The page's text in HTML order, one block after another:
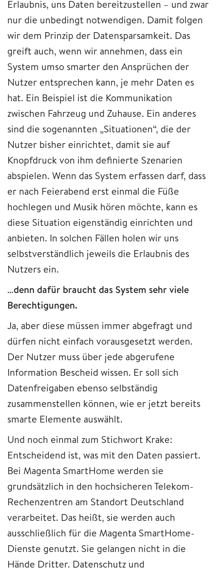
Erlaubnis, uns Daten bereitzustellen – und zwar
nur die unbedingt notwendigen. Damit folgen
wir dem Prinzip der Datensparsamkeit. Das
greift auch, wenn wir annehmen, dass ein
System umso smarter den Ansprüchen der
Nutzer entsprechen kann, je mehr Daten es
hat. Ein Beispiel ist die Kommunikation
zwischen Fahrzeug und Zuhause. Ein anderes
sind die sogenannten „Situationen“, die der
Nutzer bisher einrichtet, damit sie auf
Knopfdruck von ihm definierte Szenarien
abspielen. Wenn das System erfassen darf, dass
er nach Feierabend erst einmal die Füße
hochlegen und Musik hören möchte, kann es
diese Situation eigenständig einrichten und
anbieten. In solchen Fällen holen wir uns
selbstverständlich jeweils die Erlaubnis des
Nutzers ein.
…denn dafür braucht das System sehr viele
Berechtigungen.
Ja, aber diese müssen immer abgefragt und
dürfen nicht einfach vorausgesetzt werden.
Der Nutzer muss über jede abgerufene
Information Bescheid wissen. Er soll sich
Datenfreigaben ebenso selbständig
zusammenstellen können, wie er jetzt bereits
smarte Elemente auswählt.
Und noch einmal zum Stichwort Krake:
Entscheidend ist, was mit den Daten passiert.
Bei Magenta SmartHome werden sie
grundsätzlich in den hochsicheren Telekom-
Rechenzentren am Standort Deutschland
verarbeitet. Das heißt, sie werden auch
ausschließlich für die Magenta SmartHome-
Dienste genutzt. Sie gelangen nicht in die
Hände Dritter. Datenschutz und